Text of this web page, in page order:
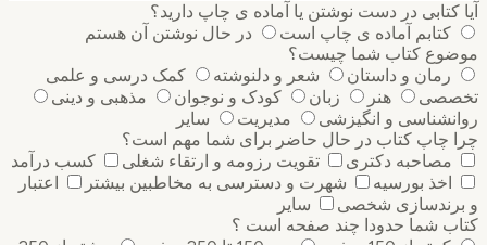
آیا کتابی در دست نوشتن یا آماده ی چاپ دارید؟
کتابم آماده ی چاپ است
در حال نوشتن آن هستم
موضوع کتاب شما چیست؟
رمان و داستان
شعر و دلنوشته
کمک درسی و علمی
تخصصی
هنر زبان کودک و نوجوان
مذهبی و دینی
روانشناسی و انگیزشی
مدیریت
سایر
چرا چاپ کتاب در حال حاضر برای شما مهم است؟
مصاحبه دکتری
تقویت رزومه و ارتقاء شغلی
کسب درآمد
اخذ بورسیه
شهرت و دسترسی به مخاطبین بیشتر
اعتبار
و برندسازی شخصی
سایر
کتاب شما حدودا چند صفحه است ؟